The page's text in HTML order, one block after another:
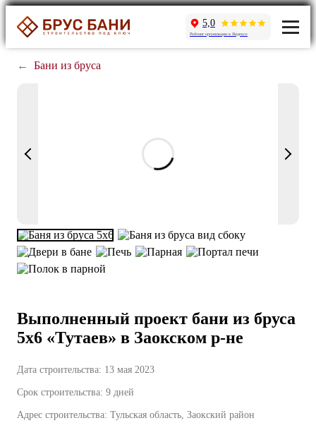
5,0
Рейтинг организации в Яндексе
← Бани из бруса
Выполненный проект бани из бруса
5х6 «Тутаев» в Заокском р-не
Дата строительства: 13 мая 2023
Срок строительства: 9 дней
Адрес строительства: Тульская область, Заокский район